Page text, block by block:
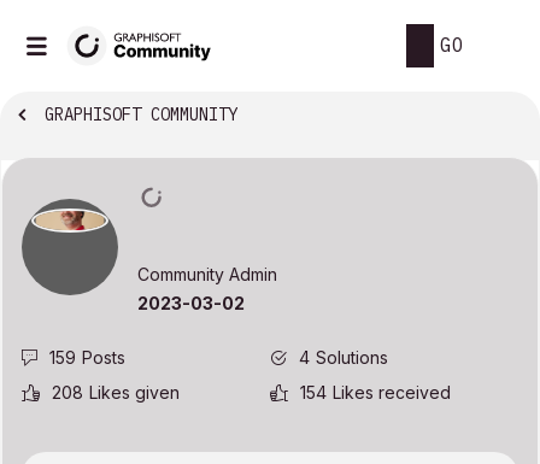
GO
GRAPHISOFT COMMUNITY
Community Admin
‎2023-03-02
159 Posts 4 Solutions
208 Likes given 154 Likes received